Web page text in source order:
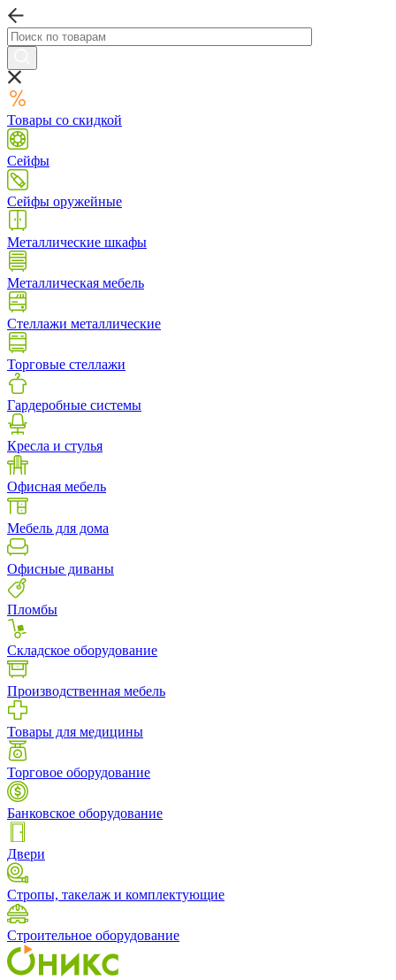
Товары со скидкой
Сейфы
Сейфы оружейные
Металлические шкафы
Металлическая мебель
Стеллажи металлические
Торговые стеллажи
Гардеробные системы
Кресла и стулья
Офисная мебель
Мебель для дома
Офисные диваны
Пломбы
Складское оборудование
Производственная мебель
Товары для медицины
Торговое оборудование
Банковское оборудование
Двери
Стропы, такелаж и комплектующие
Строительное оборудование